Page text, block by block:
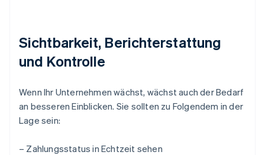
Sichtbarkeit, Berichterstattung
und Kontrolle
Wenn Ihr Unternehmen wächst, wächst auch der Bedarf
an besseren Einblicken. Sie sollten zu Folgendem in der
Lage sein:
– Zahlungsstatus in Echtzeit sehen